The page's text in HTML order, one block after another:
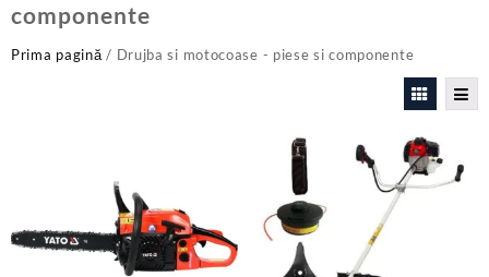
componente
Prima pagină/ Drujba si motocoase - piese si componente